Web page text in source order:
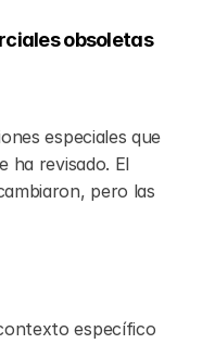
obsoletas
especiales que
ha revisado. El
pero las
específico